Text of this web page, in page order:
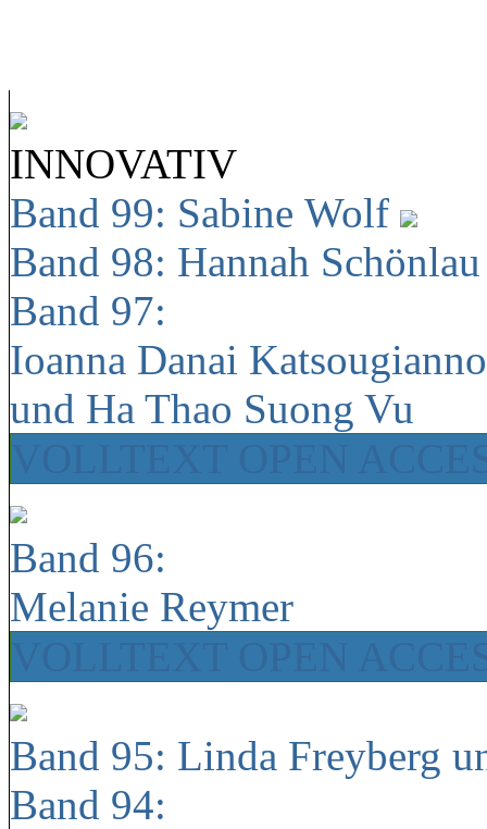
INNOVATIV
Band 99: Sabine Wolf
Band 98: Hannah
Band 97:
Ioanna Danai
und Ha Thao Suong Vu
Band 96:
Melanie Reymer
Band 95: Linda Freyberg
Band 94: